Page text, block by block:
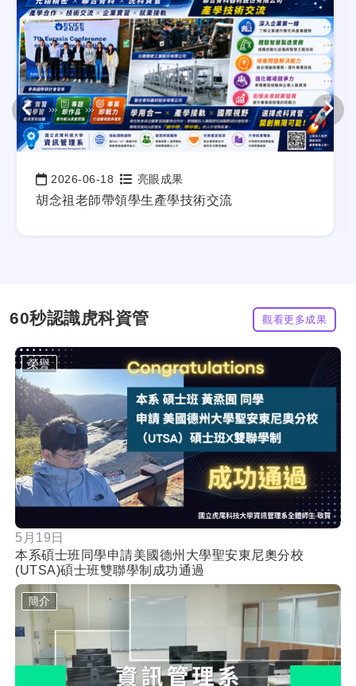
日期：
2026-06-18 亮眼成果
胡念祖老師帶領學生產學技術交流
60秒認識虎科資管
按鈕
榮譽
5月19日
本系碩士班同學申請美國德州大學聖安東尼奧分校
(UTSA)碩士班雙聯學制成功通過
簡介
觀看更多成果